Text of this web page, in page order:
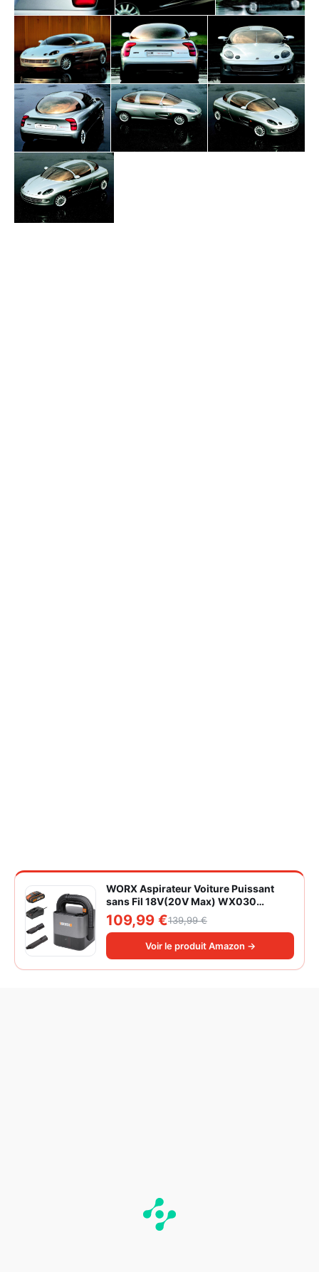
WORX Aspirateur Voiture Puissant
sans Fil 18V(20V Max) WX030
Aspirateur à Main sur Batterie 150W
10KPa avec Boîte de Rangement
Intégrée Dépoussiérage Maille
filtrante Lavable
109,99 €139,99 €
Voir le produit Amazon →